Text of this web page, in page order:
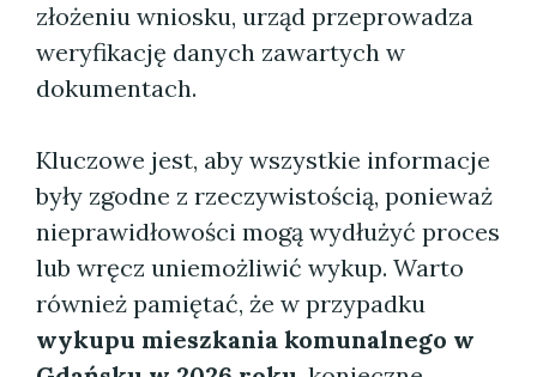
złożeniu wniosku, urząd przeprowadza
weryfikację danych zawartych w
dokumentach.
Kluczowe jest, aby wszystkie informacje
były zgodne z rzeczywistością, ponieważ
nieprawidłowości mogą wydłużyć proces
lub wręcz uniemożliwić wykup. Warto
również pamiętać, że w przypadku
wykupu mieszkania komunalnego w